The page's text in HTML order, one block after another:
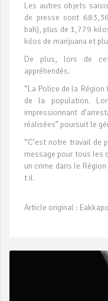
Les autres objets
de presse sont
bah), plus de 1,779
kilos de marijuana et
De plus, lors de
appréhendés.
“La Police de la
de la population.
impressionnant
réalisées” poursuit le
“C’est notre travail de
message pour tous les
un crime dans le
t il.
Article original :